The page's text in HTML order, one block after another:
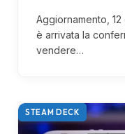
Aggiornamento,
è arrivata la
vendere…
STEAM DECK